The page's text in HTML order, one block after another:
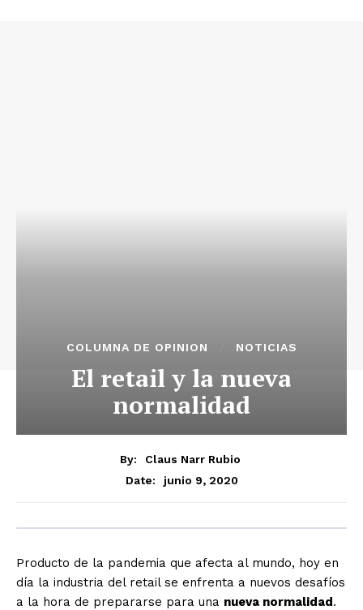
COLUMNA DE OPINION NOTICIAS
El retail y la nueva
normalidad
By:
Claus Narr Rubio
Date:
junio 9, 2020
Producto de la pandemia que afecta al mundo, hoy en
día la industria del retail se enfrenta a nuevos desafíos
a la hora de prepararse para una nueva normalidad.